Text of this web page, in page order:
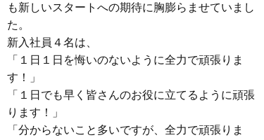
も新しいスタートへの期待に胸膨らませていまし
た。
新入社員４名は、
「１日１日を悔いのないように全力で頑張りま
す！」
「１日でも早く皆さんのお役に立てるように頑張
ります！」
「分からないこと多いですが、全力で頑張りま